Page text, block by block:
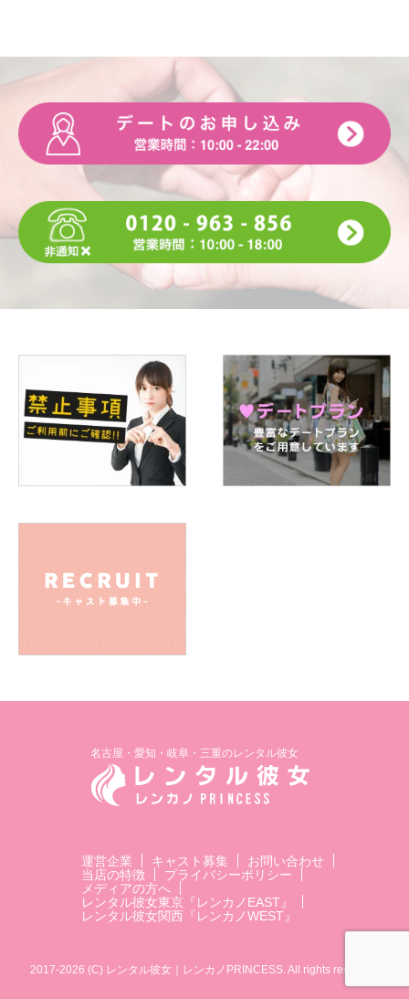
名古屋・愛知・岐阜・三重のレンタル彼女
運営企業 キャスト募集
お問い合わせ
当店の特徴
プライバシーポリシー
メディアの方へ
レンタル彼女東京『レンカノEAST』
レンタル彼女関西『レンカノWEST』
2017-2026 (C) レンタル彼女｜レンカノPRINCESS. All rights reserved.